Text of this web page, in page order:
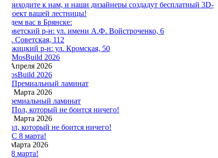
Приходите к нам, и наши дизайнеры создадут бесплатный 3D-
проект вашей лестницы!
Ждем вас в Брянске:
Советский р-н: ул. имени А.Ф. Войстроченко, 6
ул. Советская, 112
Бежицкий р-н: ул. Кромская, 50
6 Апреля 2026
MosBuild 2026
26 Марта 2026
Премиальный ламинат
19 Марта 2026
Пол, который не боится ничего!
8 Марта 2026
С 8 марта!